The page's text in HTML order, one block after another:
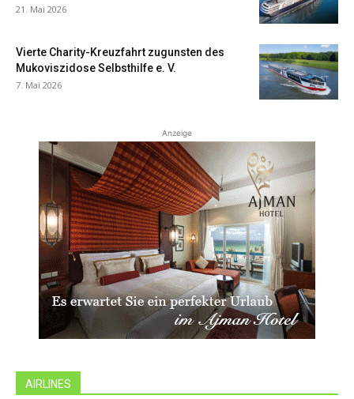
21. Mai 2026
Vierte Charity-Kreuzfahrt zugunsten des
Mukoviszidose Selbsthilfe e. V.
7. Mai 2026
Anzeige
AIRLINES